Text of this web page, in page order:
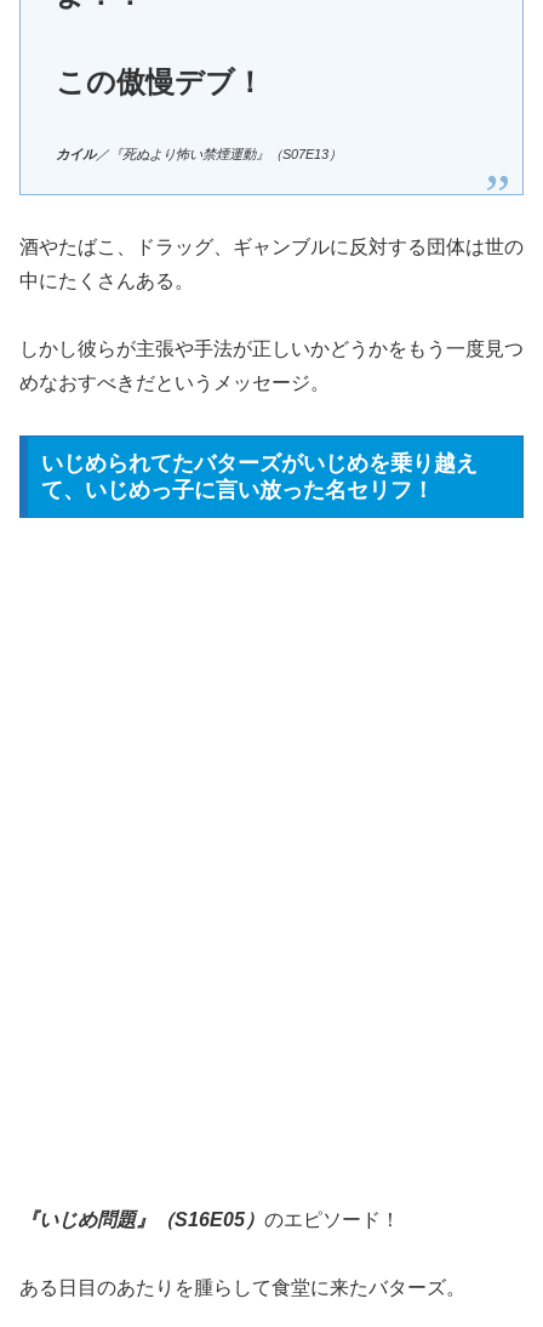
この傲慢デブ！
カイル／『死ぬより怖い禁煙運動』（S07E13）
酒やたばこ、ドラッグ、ギャンブルに反対する団体は世の
中にたくさんある。
しかし彼らが主張や手法が正しいかどうかをもう一度見つ
めなおすべきだというメッセージ。
いじめられてたバターズがいじめを乗り越え
て、いじめっ子に言い放った名セリフ！
『いじめ問題』（S16E05） のエピソード！
ある日目のあたりを腫らして食堂に来たバターズ。